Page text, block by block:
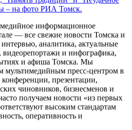
– на фото РИА Томск.
информационное
— все свежие новости Томска и
аналитика, актуальные
и инфографика,
и афиша Томска. Мы
мультимедийным пресс-центром в
презентации,
чиновников, бизнесменов и
получаем новости «из первых
высоким стандартам
оперативность и